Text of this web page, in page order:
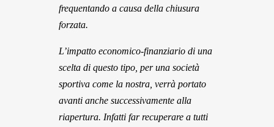
frequentando a causa della chiusura
forzata.
L’impatto economico-finanziario di una
scelta di questo tipo, per una società
sportiva come la nostra, verrà portato
avanti anche successivamente alla
riapertura. Infatti far recuperare a tutti